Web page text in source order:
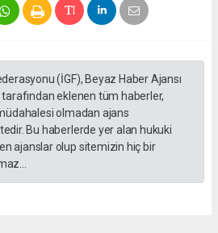
(İGF), Beyaz Haber Ajansı
eklenen tüm haberler,
olmadan ajans
Bu haberlerde yer alan hukuki
ajanslar olup sitemizin hiç bir